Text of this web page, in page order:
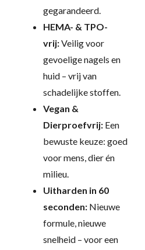
gegarandeerd.
HEMA- & TPO-
vrij:Veilig voor
gevoelige nagels en
huid – vrij van
schadelijke stoffen.
Vegan &
Dierproefvrij: Een
bewuste keuze: goed
voor mens, dier én
milieu.
Uitharden in 60
seconden: Nieuwe
formule, nieuwe
snelheid – voor een